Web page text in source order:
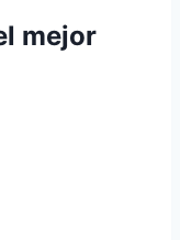
mejor